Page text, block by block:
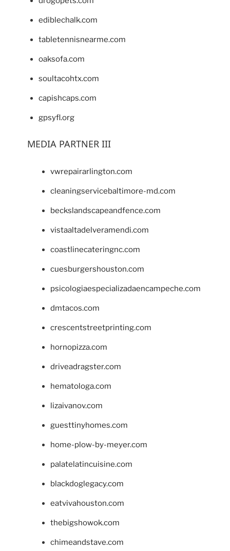
ediblechalk.com
tabletennisnearme.com
oaksofa.com
soultacohtx.com
capishcaps.com
gpsyfl.org
MEDIA PARTNER III
vwrepairarlington.com
cleaningservicebaltimore-md.com
beckslandscapeandfence.com
vistaaltadelveramendi.com
coastlinecateringnc.com
cuesburgershouston.com
psicologiaespecializadaencampeche.com
dmtacos.com
crescentstreetprinting.com
hornopizza.com
driveadragster.com
hematologa.com
lizaivanov.com
guesttinyhomes.com
home-plow-by-meyer.com
palatelatincuisine.com
blackdoglegacy.com
eatvivahouston.com
thebigshowok.com
chimeandstave.com